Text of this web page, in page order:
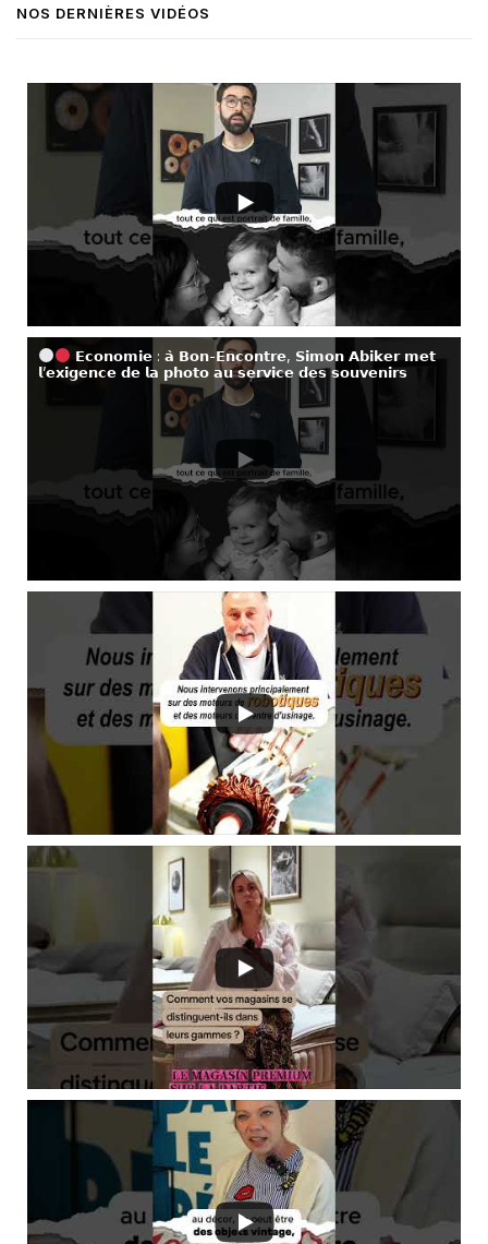
NOS DERNIÈRES VIDÉOS
𝗘𝗰𝗼𝗻𝗼𝗺𝗶𝗲 : 𝗮̀ 𝗕𝗼𝗻-𝗘𝗻𝗰𝗼𝗻𝘁𝗿𝗲, 𝗦𝗶𝗺𝗼𝗻 𝗔𝗯𝗶𝗸𝗲𝗿 𝗺𝗲𝘁
𝗹’𝗲𝘅𝗶𝗴𝗲𝗻𝗰𝗲 𝗱𝗲 𝗹𝗮 𝗽𝗵𝗼𝘁𝗼 𝗮𝘂 𝘀𝗲𝗿𝘃𝗶𝗰𝗲 𝗱𝗲𝘀 𝘀𝗼𝘂𝘃𝗲𝗻𝗶𝗿𝘀